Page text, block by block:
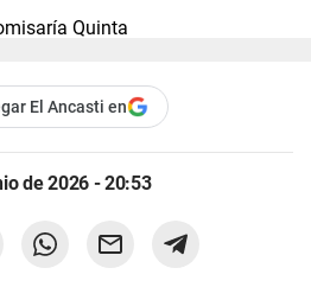
El Ancasti en
de 2026 - 20:53